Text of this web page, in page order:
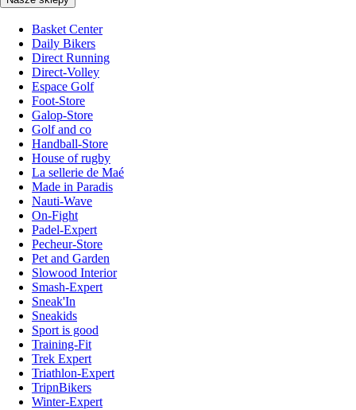
Basket Center
Daily Bikers
Direct Running
Direct-Volley
Espace Golf
Foot-Store
Galop-Store
Golf and co
Handball-Store
House of rugby
La sellerie de Maé
Made in Paradis
Nauti-Wave
On-Fight
Padel-Expert
Pecheur-Store
Pet and Garden
Slowood Interior
Smash-Expert
Sneak'In
Sneakids
Sport is good
Training-Fit
Trek Expert
Triathlon-Expert
TripnBikers
Winter-Expert